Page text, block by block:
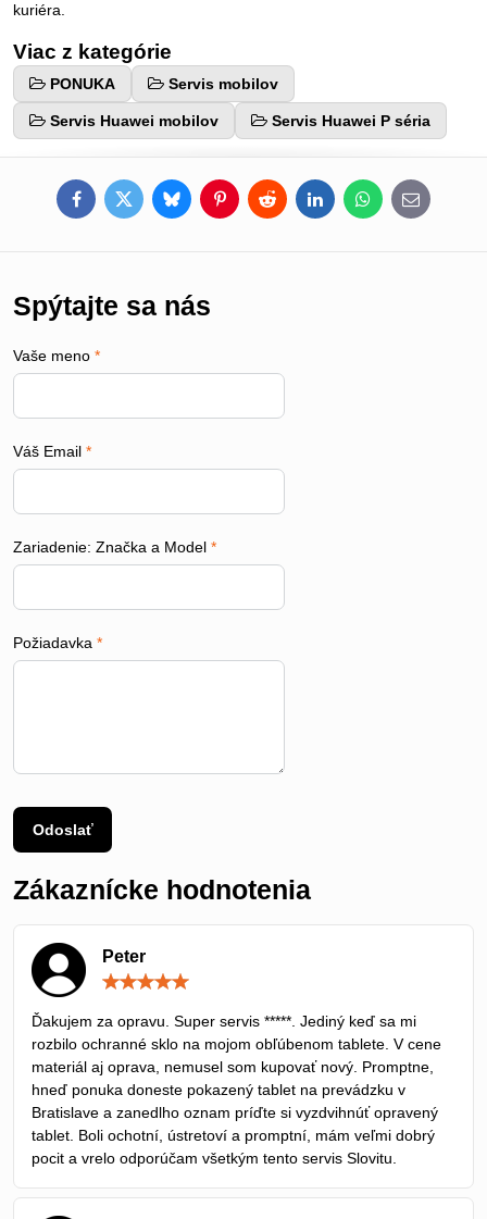
kuriéra.
Viac z kategórie
PONUKA Servis mobilov
Servis Huawei mobilov Servis Huawei P séria
FacebookTwitterBlueskyPinterestRedditLinkedInWhatsApp
E-
mail
Spýtajte sa nás
Vaše meno *
Váš Email *
Zariadenie: Značka a Model *
Požiadavka *
Odoslať
Zákaznícke hodnotenia
Peter
5
Ďakujem za opravu. Super servis *****. Jediný keď sa mi
rozbilo ochranné sklo na mojom obľúbenom tablete. V cene
materiál aj oprava, nemusel som kupovať nový. Promptne,
hneď ponuka doneste pokazený tablet na prevádzku v
Bratislave a zanedlho oznam príďte si vyzdvihnúť opravený
tablet. Boli ochotní, ústretoví a promptní, mám veľmi dobrý
pocit a vrelo odporúčam všetkým tento servis Slovitu.